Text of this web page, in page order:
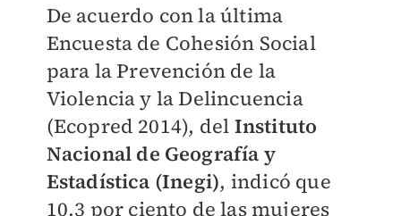
De acuerdo con la última
Encuesta de Cohesión Social
para la Prevención de la
Violencia y la Delincuencia
(Ecopred 2014), del Instituto
Nacional de Geografía y
Estadística (Inegi), indicó que
10.3 por ciento de las mujeres